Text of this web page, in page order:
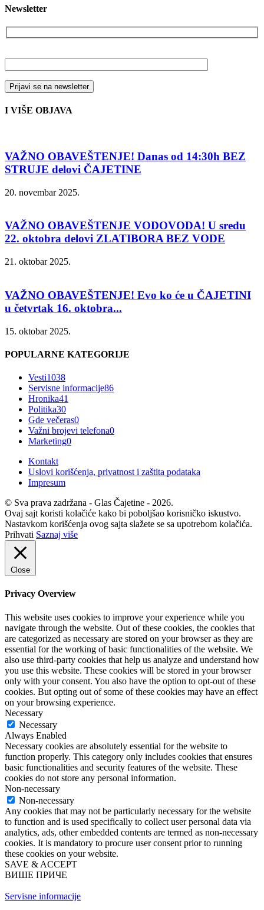
Newsletter
I VIŠE OBJAVA
VAŽNO OBAVEŠTENJE! Danas od 14:30h BEZ
STRUJE delovi ČAJETINE
20. novembar 2025.
VAŽNO OBAVEŠTENJE VODOVODA! U sredu
22. oktobra delovi ZLATIBORA BEZ VODE
21. oktobar 2025.
VAŽNO OBAVEŠTENJE! Evo ko će u ČAJETINI
u četvrtak 16. oktobra...
15. oktobar 2025.
POPULARNE KATEGORIJE
Vesti1038
Servisne informacije86
Hronika41
Politika30
Gde večeras0
Važni brojevi telefona0
Marketing0
Kontakt
Uslovi korišćenja, privatnost i zaštita podataka
Impresum
© Sva prava zadržana - Glas Čajetine - 2026.
Ovaj sajt koristi kolačiće kako bi poboljšao korisničko iskustvo.
Nastavkom korišćenja ovog sajta slažete se sa upotrebom kolačića.
Prihvati Saznaj više
Close
Privacy Overview
This website uses cookies to improve your experience while you
navigate through the website. Out of these cookies, the cookies that
are categorized as necessary are stored on your browser as they are
essential for the working of basic functionalities of the website. We
also use third-party cookies that help us analyze and understand how
you use this website. These cookies will be stored in your browser
only with your consent. You also have the option to opt-out of these
cookies. But opting out of some of these cookies may have an effect
on your browsing experience.
Necessary
Necessary
Always Enabled
Necessary cookies are absolutely essential for the website to
function properly. This category only includes cookies that ensures
basic functionalities and security features of the website. These
cookies do not store any personal information.
Non-necessary
Non-necessary
Any cookies that may not be particularly necessary for the website
to function and is used specifically to collect user personal data via
analytics, ads, other embedded contents are termed as non-necessary
cookies. It is mandatory to procure user consent prior to running
these cookies on your website.
SAVE & ACCEPT
ВИШЕ ПРИЧЕ
Servisne informacije